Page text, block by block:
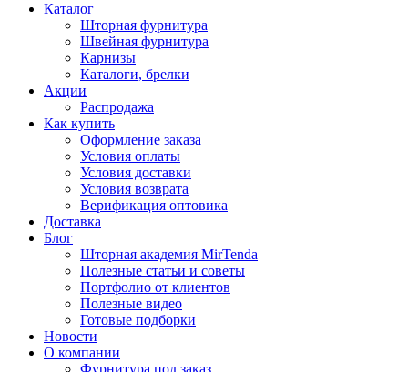
Каталог
Шторная фурнитура
Швейная фурнитура
Карнизы
Каталоги, брелки
Акции
Распродажа
Как купить
Оформление заказа
Условия оплаты
Условия доставки
Условия возврата
Верификация оптовика
Доставка
Блог
Шторная академия MirTenda
Полезные статьи и советы
Портфолио от клиентов
Полезные видео
Готовые подборки
Новости
О компании
Фурнитура под заказ